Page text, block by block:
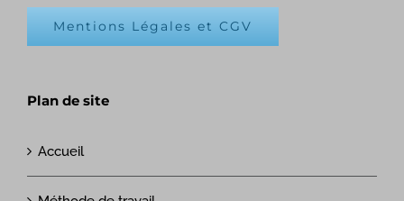
Mentions Légales et CGV
Plan de site
Accueil